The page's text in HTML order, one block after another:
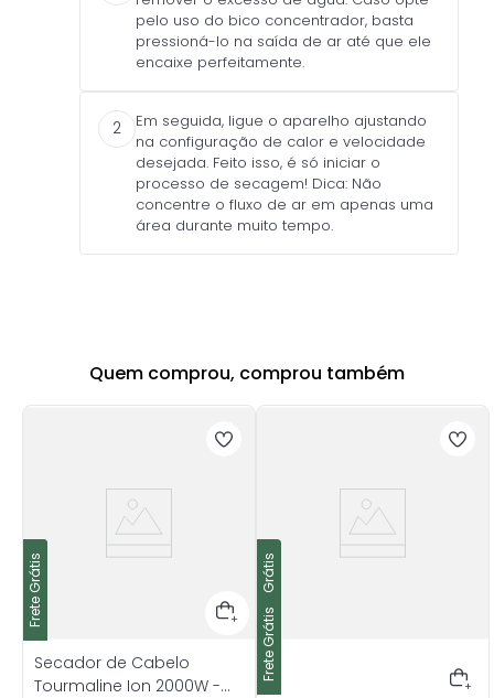
pelo uso do bico concentrador, basta
pressioná-lo na saída de ar até que ele
encaixe perfeitamente.
2
Em seguida, ligue o aparelho ajustando
na configuração de calor e velocidade
desejada. Feito isso, é só iniciar o
processo de secagem! Dica: Não
concentre o fluxo de ar em apenas uma
área durante muito tempo.
Quem comprou, comprou também
Frete Grátis
Frete Grátis
Secador de Cabelo
Tourmaline Ion 2000W -
Frete Grátis
Frete Grátis